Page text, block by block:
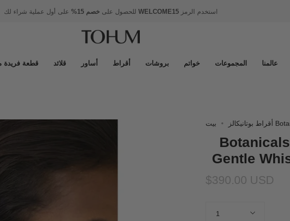
استخدم الرمزWELCOME15 للحصول علىخصم 15% على أول عملية شراء لك
قطعة فريدة قلائد أساور أقراط بروشات خواتم المجموعات عالمنا
بيت
أقراط بوتانيكالز Botanicals
$390.00 USD
1